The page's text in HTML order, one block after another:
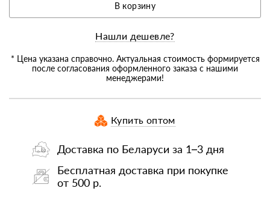
В корзину
Нашли дешевле?
* Цена указана справочно. Актуальная стоимость формируется
после согласования оформленного заказа с нашими
менеджерами!
Купить оптом
Доставка по Беларуси за 1–3 дня
Бесплатная доставка при покупке
от 500 р.